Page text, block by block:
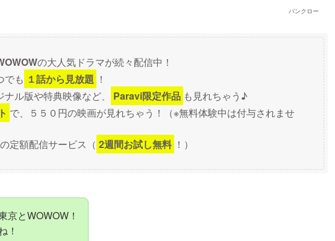
パンクロー
の大人気ドラマが続々配信中！
でも １話から見放題 ！
ル版や特典映像など、
Paravi限定作品 も見れちゃう♪
で、５５０円の映画が見れちゃう！（※無料体験中は付与されませ
の定額配信サービス（ 2週間お試し無料 ！）
京とWOWOW！
！